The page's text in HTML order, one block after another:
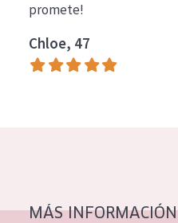
COLECCIÓN
Essentials
Lift+
Piel normal y seca
promete!
Chloe, 47
MÁS INFORMACIÓN